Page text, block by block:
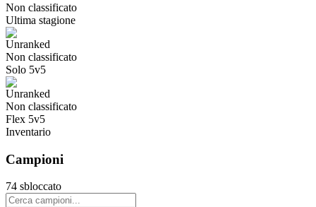
Non classificato
Ultima stagione
Non classificato
Solo 5v5
Non classificato
Flex 5v5
Inventario
Campioni
74 sbloccato